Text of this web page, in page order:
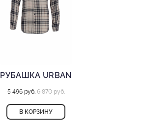
РУБАШКА URBAN
5 496 руб.6 870 руб.
В КОРЗИНУ